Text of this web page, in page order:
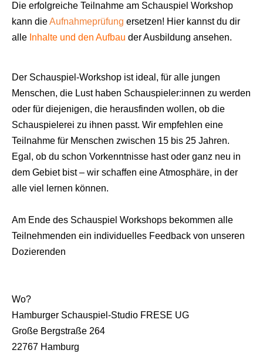
Die erfolgreiche Teilnahme am Schauspiel Workshop
kann dieAufnahmeprüfung ersetzen! Hier kannst du dir
alle Inhalte und den Aufbau der Ausbildung ansehen.
Der Schauspiel-Workshop ist ideal, für alle jungen
Menschen, die Lust haben Schauspieler:innen zu werden
oder für diejenigen, die herausfinden wollen, ob die
Schauspielerei zu ihnen passt. Wir empfehlen eine
Teilnahme für Menschen zwischen 15 bis 25 Jahren.
Egal, ob du schon Vorkenntnisse hast oder ganz neu in
dem Gebiet bist – wir schaffen eine Atmosphäre, in der
alle viel lernen können.
Am Ende des Schauspiel Workshops bekommen alle
Teilnehmenden ein individuelles Feedback von unseren
Dozierenden
Wo?
Hamburger Schauspiel-Studio FRESE UG
Große Bergstraße 264
22767 Hamburg